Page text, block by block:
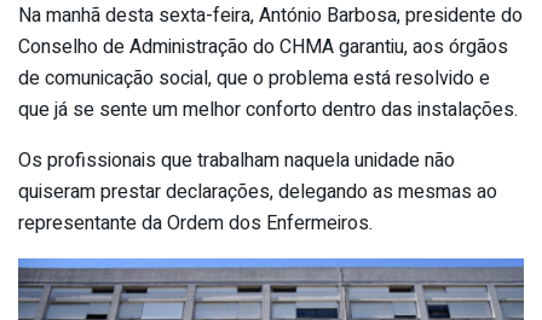
Na manhã desta sexta-feira, António Barbosa, presidente do
Conselho de Administração do CHMA garantiu, aos órgãos
de comunicação social, que o problema está resolvido e
que já se sente um melhor conforto dentro das instalações.
Os profissionais que trabalham naquela unidade não
quiseram prestar declarações, delegando as mesmas ao
representante da Ordem dos Enfermeiros.